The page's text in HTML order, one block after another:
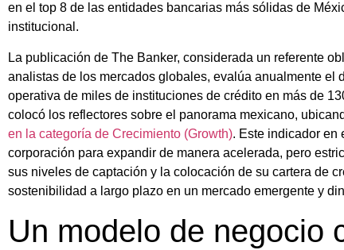
en el top 8 de las entidades bancarias más sólidas de
institucional.
La publicación de The Banker, considerada un referente
analistas de los mercados globales, evalúa anualmente el
operativa de miles de instituciones de crédito en más de
colocó los reflectores sobre el panorama mexicano,
en la categoría de Crecimiento (Growth). Este indicador en
corporación para expandir de manera acelerada, pero
sus niveles de captación y la colocación de su cartera de
sostenibilidad a largo plazo en un mercado emergente y
Un modelo de negocio